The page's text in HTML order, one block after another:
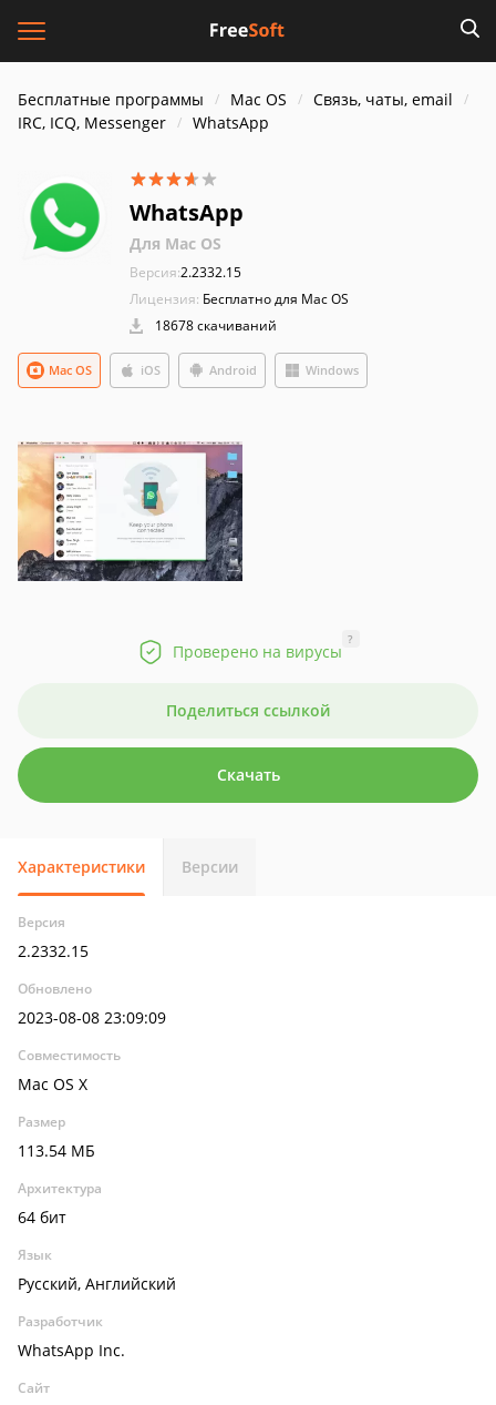
Бесплатные программы Mac OS
Связь, чаты, email
IRC, ICQ, Messenger
WhatsApp
WhatsApp
Для Mac OS
Версия:2.2332.15
Лицензия: Бесплатно для Mac OS
18678 скачиваний
iOS Android Windows
Mac OS
Проверено на вирусы
?
Поделиться ссылкой
Скачать
Характеристики Версии
Версия
2.2332.15
Обновлено
2023-08-08 23:09:09
Совместимость
Mac OS X
Размер
113.54 МБ
Архитектура
64 бит
Язык
Русский, Английский
Разработчик
WhatsApp Inc.
Сайт